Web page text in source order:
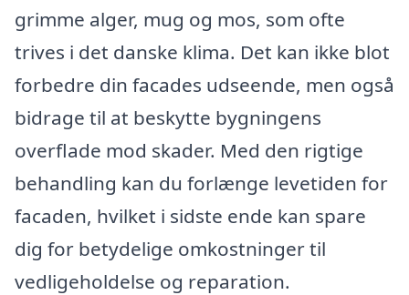
grimme alger, mug og mos, som ofte
trives i det danske klima. Det kan ikke blot
forbedre din facades udseende, men også
bidrage til at beskytte bygningens
overflade mod skader. Med den rigtige
behandling kan du forlænge levetiden for
facaden, hvilket i sidste ende kan spare
dig for betydelige omkostninger til
vedligeholdelse og reparation.